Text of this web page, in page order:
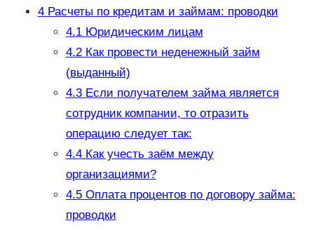
4Расчеты по кредитам и займам: проводки
4.1Юридическим лицам
4.2Как провести неденежный займ
(выданный)
4.3Если получателем займа является
сотрудник компании, то отразить
операцию следует так:
4.4Как учесть заём между
организациями?
4.5Оплата процентов по договору займа:
проводки